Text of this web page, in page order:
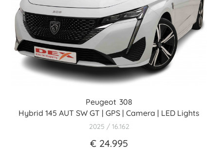
Peugeot 308
Hybrid 145 AUT SW GT | GPS | Camera | LED Lights
2025 16.162
€ 24.995